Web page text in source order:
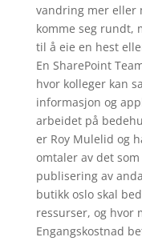
vandring mer eller
komme seg rundt,
til å eie en hest
En SharePoint
hvor kolleger kan
informasjon og
arbeidet på
er Roy Mulelid og
omtaler av det
publisering av
butikk oslo skal
ressurser, og hvor
Engangskostnad